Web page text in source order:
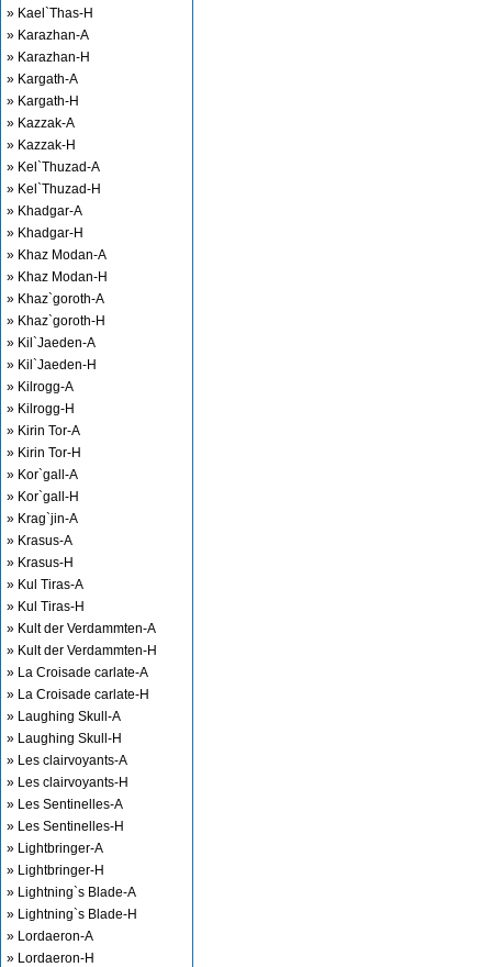
» Kael`Thas-H
» Karazhan-A
» Karazhan-H
» Kargath-A
» Kargath-H
» Kazzak-A
» Kazzak-H
» Kel`Thuzad-A
» Kel`Thuzad-H
» Khadgar-A
» Khadgar-H
» Khaz Modan-A
» Khaz Modan-H
» Khaz`goroth-A
» Khaz`goroth-H
» Kil`Jaeden-A
» Kil`Jaeden-H
» Kilrogg-A
» Kilrogg-H
» Kirin Tor-A
» Kirin Tor-H
» Kor`gall-A
» Kor`gall-H
» Krag`jin-A
» Krasus-A
» Krasus-H
» Kul Tiras-A
» Kul Tiras-H
» Kult der Verdammten-A
» Kult der Verdammten-H
» La Croisade carlate-A
» La Croisade carlate-H
» Laughing Skull-A
» Laughing Skull-H
» Les clairvoyants-A
» Les clairvoyants-H
» Les Sentinelles-A
» Les Sentinelles-H
» Lightbringer-A
» Lightbringer-H
» Lightning`s Blade-A
» Lightning`s Blade-H
» Lordaeron-A
» Lordaeron-H